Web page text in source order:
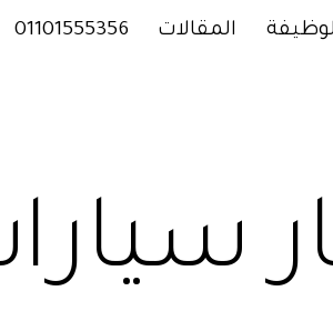
المقالات 01101555356